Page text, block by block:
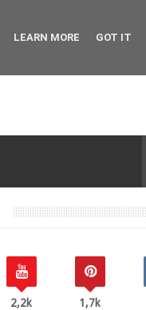
2,2k 1,7k
LEARN MORE GOT IT